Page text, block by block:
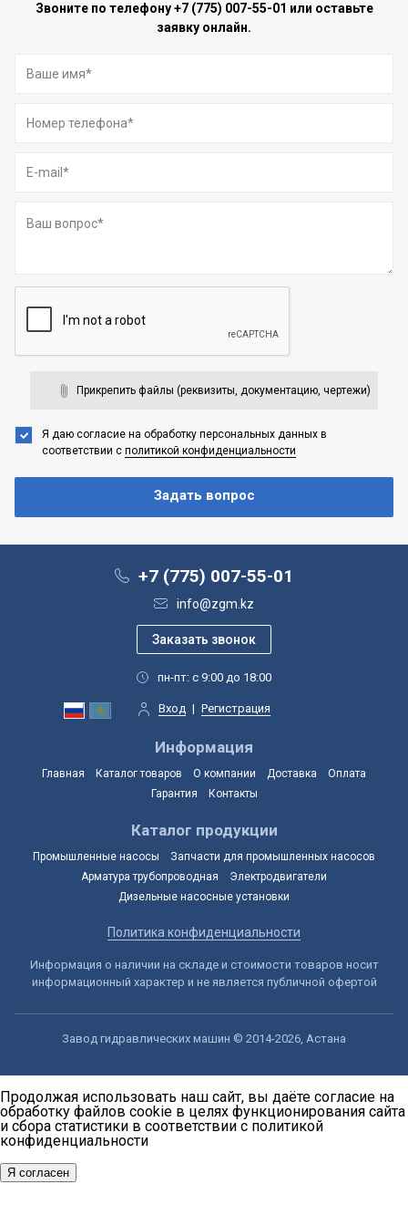
Звоните по телефону+7 (775) 007-55-01 или оставьте
заявку онлайн.
Прикрепить файлы (реквизиты, документацию, чертежи)
Я даю согласие на обработку персональных данных в
соответствии с политикой конфиденциальности
+7 (775) 007-55-01
info@zgm.kz
пн-пт: с 9:00 до 18:00
Вход | Регистрация
Информация
Главная Каталог товаров О компании Доставка
Оплата
Гарантия
Контакты
Каталог продукции
Промышленные насосы
Запчасти для промышленных насосов
Арматура трубопроводная
Электродвигатели
Дизельные насосные установки
Политика конфиденциальности
Информация о наличии на складе и стоимости товаров носит
информационный характер и не является публичной офертой
Завод гидравлических машин © 2014-2026, Астана
Продолжая использовать наш сайт, вы даёте согласие на
обработку файлов cookie в целях функционирования сайта
и сбора статистики в соответствии с политикой
конфиденциальности
Я согласен